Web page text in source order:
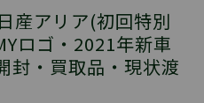
アリア(初回特別
ロゴ・2021年新車
封・買取品・現状渡